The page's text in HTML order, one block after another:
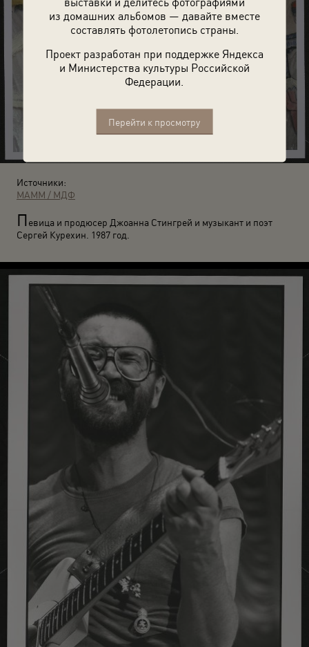
из домашних альбомов — давайте вместе
составлять фотолетопись страны.
Проект разработан при поддержке Яндекса
и Министерства культуры Российской
Федерации.
Перейти к просмотру
Источники:
МАММ / МДФ
Певица и продюсер Джоанна Стингрей и музыкант и поэт
Сергей Курехин. 1987 год.